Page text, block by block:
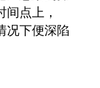
点上，
况下便深陷